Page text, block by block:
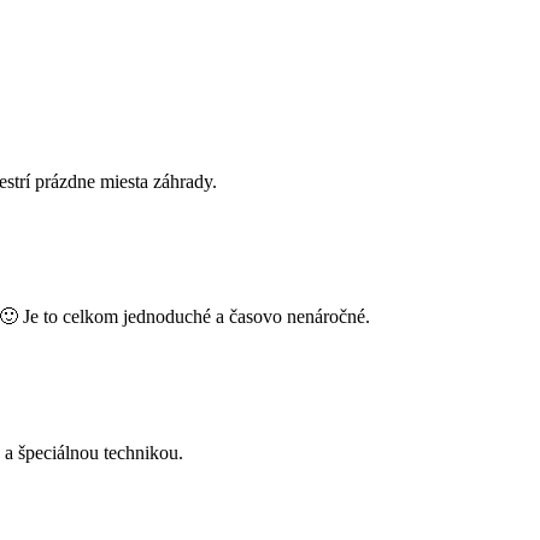
prázdne miesta záhrady.
Je to celkom jednoduché a časovo nenáročné.
špeciálnou technikou.